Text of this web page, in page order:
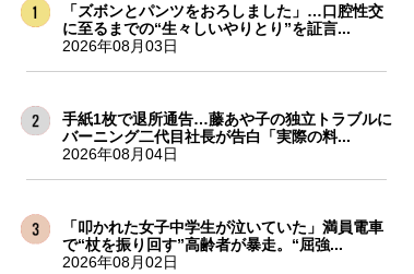
「ズボンとパンツをおろしました」…口腔性交
に至るまでの“生々しいやりとり”を証言...
2026年08月03日
手紙1枚で退所通告…藤あや子の独立トラブルに
バーニング二代目社長が告白「実際の料...
2026年08月04日
「叩かれた女子中学生が泣いていた」満員電車
で“杖を振り回す”高齢者が暴走。“屈強...
2026年08月02日